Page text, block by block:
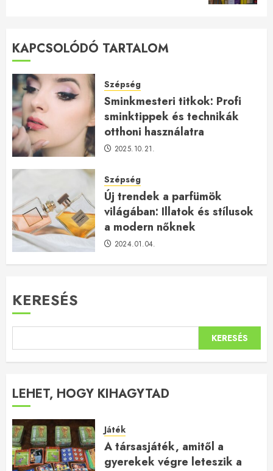
KAPCSOLÓDÓ TARTALOM
Szépség
Sminkmesteri titkok: Profi
sminktippek és technikák
otthoni használatra
2025.10.21.
Szépség
Új trendek a parfümök
világában: Illatok és stílusok
a modern nőknek
2024.01.04.
KERESÉS
KERESÉS
LEHET, HOGY KIHAGYTAD
Játék
A társasjáték, amitől a
gyerekek végre leteszik a